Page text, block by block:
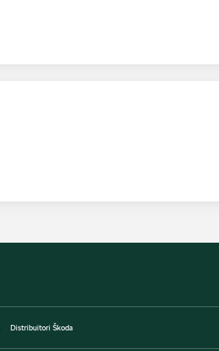
Distribuitori Škoda